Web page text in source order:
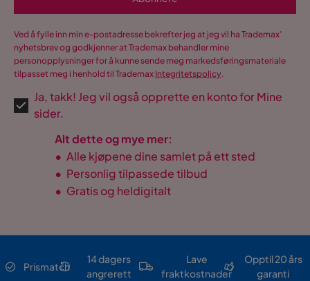
Ved å fylle inn min e-postadresse bekrefter jeg at jeg vil ha Trademax’
nyhetsbrev og godkjenner at Trademax behandler mine
personopplysninger for å kunne sende meg markedsføringsmateriale
tilpasset meg i henhold til Trademax Integritetspolicy.
Ja, takk! Jeg vil også opprette en konto for Mine
sider.
Alt dette og mye mer:
• Alle kjøpene dine samlet på ett sted
• Personlig tilpassede tilbud
• Gratis og heldigitalt
Prismatch
14 dagers
angrerett
Lave
fraktkostnader
Opptil 20 års
garanti